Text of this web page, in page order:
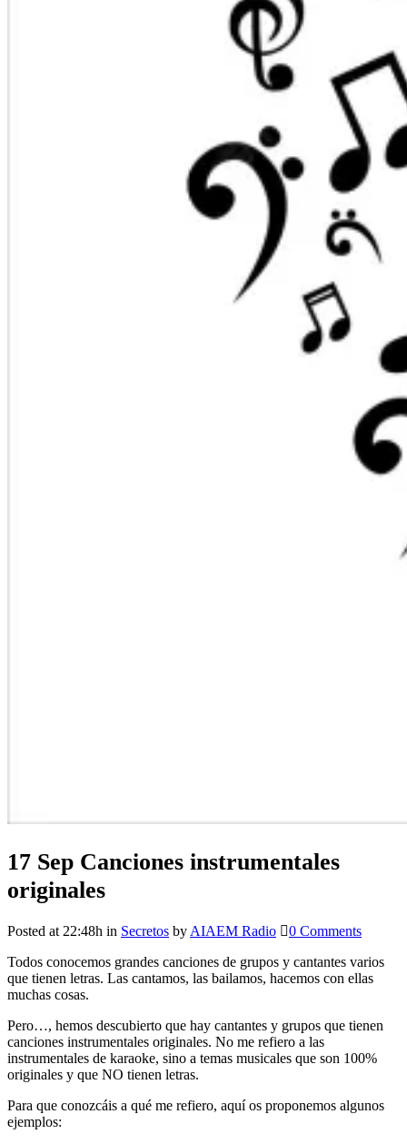
17 Sep Canciones instrumentales
originales
Posted at 22:48h in Secretos by AIAEM Radio
0 Comments
Todos conocemos grandes canciones de grupos y cantantes varios
que tienen letras. Las cantamos, las bailamos, hacemos con ellas
muchas cosas.
Pero…, hemos descubierto que hay cantantes y grupos que tienen
canciones instrumentales originales. No me refiero a las
instrumentales de karaoke, sino a temas musicales que son 100%
originales y que NO tienen letras.
Para que conozcáis a qué me refiero, aquí os proponemos algunos
ejemplos: